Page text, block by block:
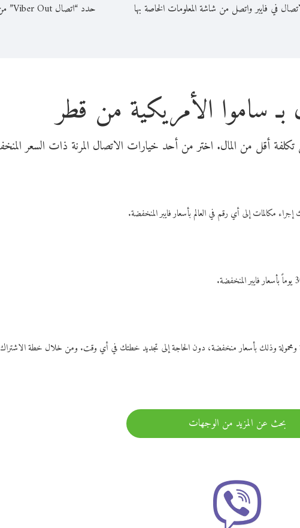
في فايبر واتصل من شاشة المعلومات الخاصة بها حدد “اتصال Viber Out” من عنوان المحادثة
بـ ساموا الأمريكية من قطر
ومحمولة وذلك بأسعار منخفضة، دون الحاجة إلى تجديد خطتك في أي وقت. ومن خلال خطة الاشتراك
بحث عن المزيد من الوجهات